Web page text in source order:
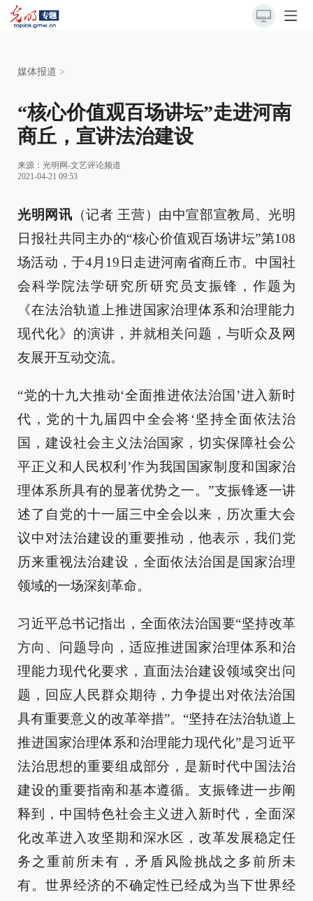
媒体报道 >
“核心价值观百场讲坛”走进河南
商丘，宣讲法治建设
来源： 光明网-文艺评论频道
2021-04-21 09:53
光明网讯 （记者 王营）由中宣部宣教局、光明
日报社共同主办的“核心价值观百场讲坛”第108
场活动，于4月19日走进河南省商丘市。中国社
会科学院法学研究所研究员支振锋，作题为
《在法治轨道上推进国家治理体系和治理能力
现代化》的演讲，并就相关问题，与听众及网
友展开互动交流。
“党的十九大推动‘全面推进依法治国’进入新时
代，党的十九届四中全会将‘坚持全面依法治
国，建设社会主义法治国家，切实保障社会公
平正义和人民权利’作为我国国家制度和国家治
理体系所具有的显著优势之一。”支振锋逐一讲
述了自党的十一届三中全会以来，历次重大会
议中对法治建设的重要推动，他表示，我们党
历来重视法治建设，全面依法治国是国家治理
领域的一场深刻革命。
习近平总书记指出，全面依法治国要“坚持改革
方向、问题导向，适应推进国家治理体系和治
理能力现代化要求，直面法治建设领域突出问
题，回应人民群众期待，力争提出对依法治国
具有重要意义的改革举措”。“坚持在法治轨道上
推进国家治理体系和治理能力现代化”是习近平
法治思想的重要组成部分，是新时代中国法治
建设的重要指南和基本遵循。支振锋进一步阐
释到，中国特色社会主义进入新时代，全面深
化改革进入攻坚期和深水区，改革发展稳定任
务之重前所未有，矛盾风险挑战之多前所未
有。世界经济的不确定性已经成为当下世界经